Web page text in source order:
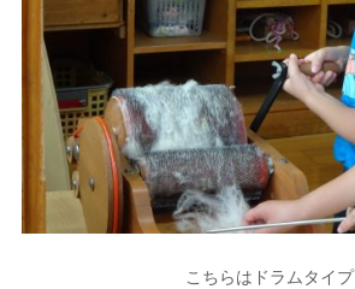
こちらはドラムタイプ